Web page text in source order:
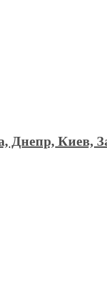
Днепр, Киев,